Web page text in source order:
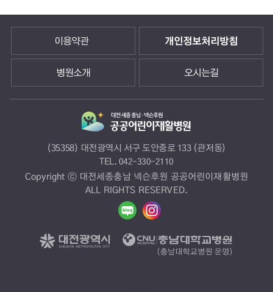
이용약관 개인정보처리방침
병원소개 오시는길
(35358) 대전광역시 서구 도안중로 133 (관저동)
TEL. 042-330-2110
Copyright ⓒ 대전세종충남 넥슨후원 공공어린이재활병원
ALL RIGHTS RESERVED.